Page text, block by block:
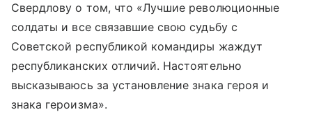
Свердлову о том, что «Лучшие революционные
солдаты и все связавшие свою судьбу с
Советской республикой командиры жаждут
республиканских отличий. Настоятельно
высказываюсь за установление знака героя и
знака героизма».